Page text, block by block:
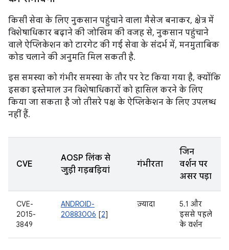
किसी सेवा के लिए नुकसान पहुंचाने वाला मैसेज बनाकर, क्षेत्र में
विशेषाधिकार बढ़ाने की जोखिम की वजह से, नुकसान पहुंचाने
वाले ऐप्लिकेशन को टारगेट की गई सेवा के संदर्भ में, मनमुताबिक
कोड चलाने की अनुमति मिल सकती है.
इस समस्या को गंभीर समस्या के तौर पर रेट किया गया है, क्योंकि
इसका इस्तेमाल उन विशेषाधिकारों को हासिल करने के लिए
किया जा सकता है जो तीसरे पक्ष के ऐप्लिकेशन के लिए उपलब्ध
नहीं हैं.
CVE
AOSP लिंक से
जुड़ी गड़बड़ियां
गंभीरता
जिन
वर्शन पर
असर पड़ा
CVE-
2015-
3849
ANDROID-
20883006 [2]
ज़्यादा
5.1 और
इससे पहले
के वर्शन